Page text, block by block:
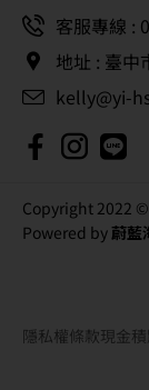
客服專線 :
地址 : 臺中
kelly@yi-
Copyright 2022 ©
Powered by蔚藍
隱私權條款現金